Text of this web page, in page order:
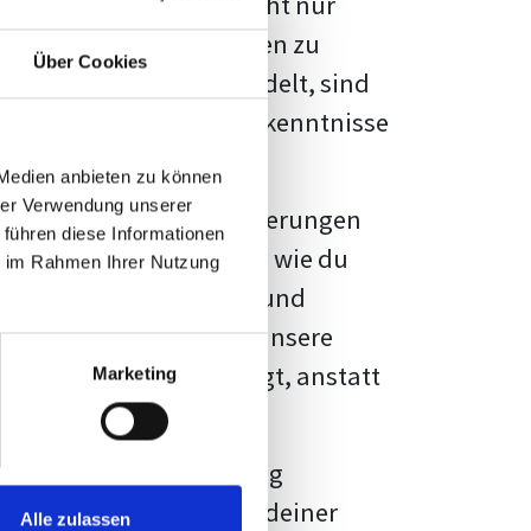
Über Cookies
anbieten zu können
Verwendung unserer
diese Informationen
Rahmen Ihrer Nutzung
Marketing
Alle zulassen
Fakten und Quellen zu
handelt, sind
und Erkenntnisse
vor diesen Herausforderungen
kannst, sondern auch, wie du
Formatierung und
Erwartungen, und unsere
Vorlage zeigt, anstatt
große Herausforderung
wird die Formatierung deiner